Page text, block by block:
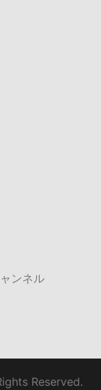
ンネル
Reserved.